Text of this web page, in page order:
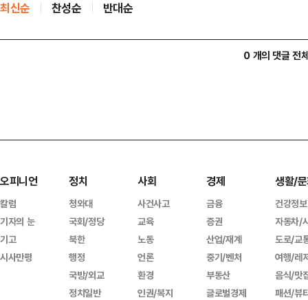
최신순 찬성순 반대순
0 개의 댓글 전
오피니언
칼럼
기자의 눈
기고
시사만평
정치
청와대
국회/정당
북한
행정
국방/외교
정치일반
사회
사건사고
교육
노동
언론
환경
인권/복지
경제
금융
증권
산업/재계
중기/벤처
부동산
글로벌경제
생활/
건강정보
자동차/
도로/교
여행/레
음식/맛
패션/뷰